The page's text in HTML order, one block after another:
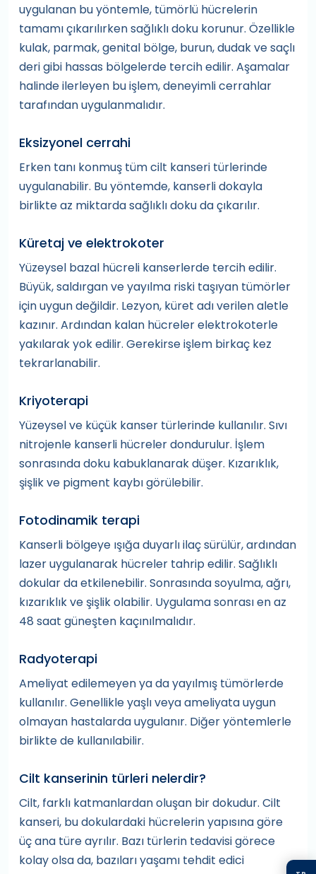
uygulanan bu yöntemle, tümörlü hücrelerin
tamamı çıkarılırken sağlıklı doku korunur. Özellikle
kulak, parmak, genital bölge, burun, dudak ve saçlı
deri gibi hassas bölgelerde tercih edilir. Aşamalar
halinde ilerleyen bu işlem, deneyimli cerrahlar
tarafından uygulanmalıdır.
Eksizyonel cerrahi
Erken tanı konmuş tüm cilt kanseri türlerinde
uygulanabilir. Bu yöntemde, kanserli dokayla
birlikte az miktarda sağlıklı doku da çıkarılır.
Küretaj ve elektrokoter
Yüzeysel bazal hücreli kanserlerde tercih edilir.
Büyük, saldırgan ve yayılma riski taşıyan tümörler
için uygun değildir. Lezyon, küret adı verilen aletle
kazınır. Ardından kalan hücreler elektrokoterle
yakılarak yok edilir. Gerekirse işlem birkaç kez
tekrarlanabilir.
Kriyoterapi
Yüzeysel ve küçük kanser türlerinde kullanılır. Sıvı
nitrojenle kanserli hücreler dondurulur. İşlem
sonrasında doku kabuklanarak düşer. Kızarıklık,
şişlik ve pigment kaybı görülebilir.
Fotodinamik terapi
Kanserli bölgeye ışığa duyarlı ilaç sürülür, ardından
lazer uygulanarak hücreler tahrip edilir. Sağlıklı
dokular da etkilenebilir. Sonrasında soyulma, ağrı,
kızarıklık ve şişlik olabilir. Uygulama sonrası en az
48 saat güneşten kaçınılmalıdır.
Radyoterapi
Ameliyat edilemeyen ya da yayılmış tümörlerde
kullanılır. Genellikle yaşlı veya ameliyata uygun
olmayan hastalarda uygulanır. Diğer yöntemlerle
birlikte de kullanılabilir.
Cilt kanserinin türleri nelerdir?
Cilt, farklı katmanlardan oluşan bir dokudur. Cilt
kanseri, bu dokulardaki hücrelerin yapısına göre
üç ana türe ayrılır. Bazı türlerin tedavisi görece
kolay olsa da, bazıları yaşamı tehdit edici